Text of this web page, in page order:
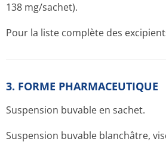
138 mg/sachet).
Pour la liste complète des
3. FORME PHARMACEUTIQUE
Suspension buvable en sachet.
Suspension buvable blanchâtre,